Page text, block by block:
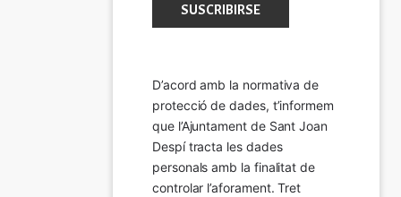
D’acord amb la normativa de
protecció de dades, t’informem
que l’Ajuntament de Sant Joan
Despí tracta les dades
personals amb la finalitat de
controlar l’aforament. Tret